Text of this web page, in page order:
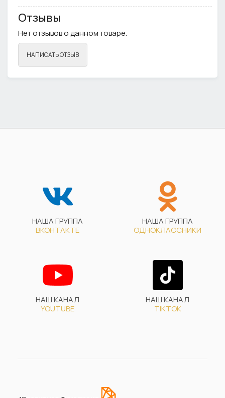
Цвет металла: Золото
Ширина плетения, см.:
Примечание: Фурнитура может отличаться от фото
Отзывы
Нет отзывов о данном товаре.
НАПИСАТЬ ОТЗЫВ
НАША ГРУППА
ВКОНТАКТЕ
НАША ГРУППА
ОДНОКЛАССНИКИ
НАШ КАНАЛ
YOUTUBE
НАШ КАНАЛ
TIKTOK